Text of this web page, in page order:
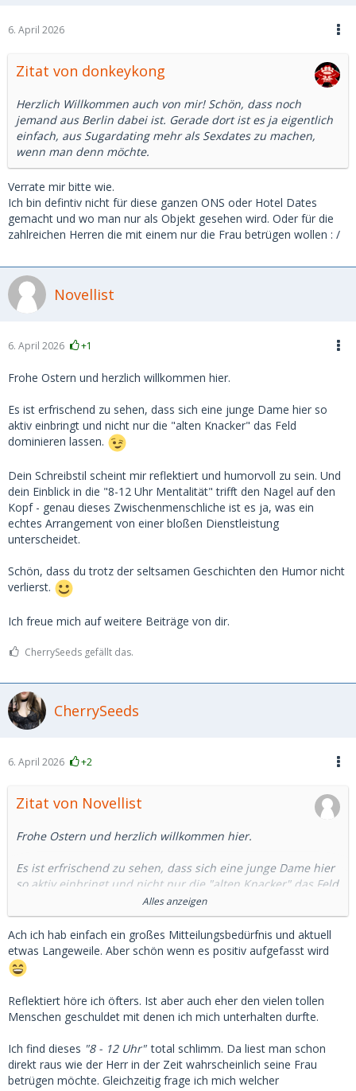
6. April 2026
Zitat von donkeykong
Herzlich Willkommen auch von mir! Schön, dass noch
jemand aus Berlin dabei ist. Gerade dort ist es ja eigentlich
einfach, aus Sugardating mehr als Sexdates zu machen,
wenn man denn möchte.
Verrate mir bitte wie.
Ich bin defintiv nicht für diese ganzen ONS oder Hotel Dates
gemacht und wo man nur als Objekt gesehen wird. Oder für die
zahlreichen Herren die mit einem nur die Frau betrügen wollen : /
Novellist
6. April 2026 +1
Frohe Ostern und herzlich willkommen hier.
Es ist erfrischend zu sehen, dass sich eine junge Dame hier so
aktiv einbringt und nicht nur die "alten Knacker" das Feld
dominieren lassen.
Dein Schreibstil scheint mir reflektiert und humorvoll zu sein. Und
dein Einblick in die "8-12 Uhr Mentalität" trifft den Nagel auf den
Kopf - genau dieses Zwischenmenschliche ist es ja, was ein
echtes Arrangement von einer bloßen Dienstleistung
unterscheidet.
Schön, dass du trotz der seltsamen Geschichten den Humor nicht
verlierst.
Ich freue mich auf weitere Beiträge von dir.
CherrySeeds gefällt das.
CherrySeeds
6. April 2026 +2
Zitat von Novellist
Frohe Ostern und herzlich willkommen hier.
Es ist erfrischend zu sehen, dass sich eine junge Dame hier
so aktiv einbringt und nicht nur die "alten Knacker" das Feld
Dein Schreibstil scheint mir reflektiert und humorvoll zu
sein. Und dein Einblick in die "8-12 Uhr Mentalität" trifft den
Nagel auf den Kopf - genau dieses Zwischenmenschliche ist
es ja, was ein echtes Arrangement von einer bloßen
Dienstleistung unterscheidet.
Schön, dass du trotz der seltsamen Geschichten den Humor
nicht verlierst.
Ich freue mich auf weitere Beiträge von dir.
Alles anzeigen
Ach ich hab einfach ein großes Mitteilungsbedürfnis und aktuell
etwas Langeweile. Aber schön wenn es positiv aufgefasst wird
Reflektiert höre ich öfters. Ist aber auch eher den vielen tollen
Menschen geschuldet mit denen ich mich unterhalten durfte.
Ich find dieses "8 - 12 Uhr" total schlimm. Da liest man schon
direkt raus wie der Herr in der Zeit wahrscheinlich seine Frau
betrügen möchte. Gleichzeitig frage ich mich welcher